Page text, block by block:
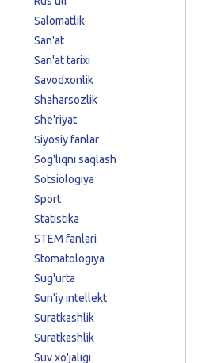
Salomatlik
San'at
San'at tarixi
Savodxonlik
Shaharsozlik
She'riyat
Siyosiy fanlar
Sog'liqni saqlash
Sotsiologiya
Sport
Statistika
STEM fanlari
Stomatologiya
Sug'urta
Sun'iy intellekt
Suratkashlik
Suratkashlik
Suv xo'jaligi